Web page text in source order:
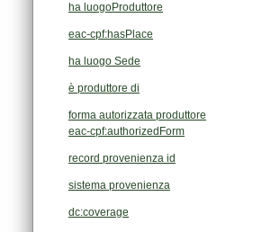
ha luogoProduttore
eac-cpf:hasPlace
ha luogo Sede
è produttore di
forma autorizzata produttore
eac-cpf:authorizedForm
record provenienza id
sistema provenienza
dc:coverage